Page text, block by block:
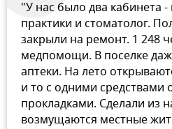
"У нас было два кабинета
практики и стоматолог.
закрыли на ремонт. 1 248
медпомощи. В поселке
аптеки. На лето
и то с одними средствами
прокладками. Сделали из
возмущаются местные